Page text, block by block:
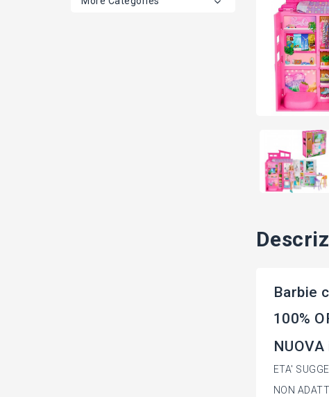
Barbie
100%
ETA'
NON